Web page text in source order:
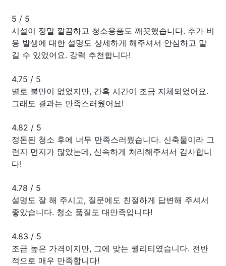
5 / 5
시설이 정말 깔끔하고 청소용품도 깨끗했습니다. 추가 비
용 발생에 대한 설명도 상세하게 해주셔서 안심하고 맡
길 수 있었어요. 강력 추천합니다!
4.75 / 5
별로 불만이 없었지만, 간혹 시간이 조금 지체되었어요.
그래도 결과는 만족스러웠어요!
4.82 / 5
정돈된 청소 후에 너무 만족스러웠습니다. 신축물이라 그
런지 먼지가 많았는데, 신속하게 처리해주셔서 감사합니
다!
4.78 / 5
설명도 잘 해 주시고, 질문에도 친절하게 답변해 주셔서
좋았습니다. 청소 품질도 대만족입니다!
4.83 / 5
조금 높은 가격이지만, 그에 맞는 퀄리티였습니다. 전반
적으로 매우 만족합니다!